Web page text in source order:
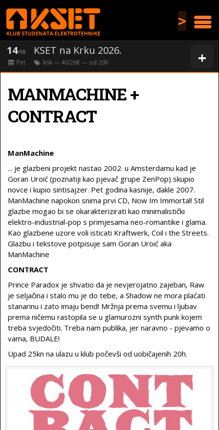
>
+
14/08 KSET na Krku 2026.
Pet knk— 40/26€ — od 20h
MANMACHINE +
CONTRACT
ManMachine
... je glazbeni projekt nastao 2002. u Amsterdamu kad je
Goran Uroić (poznatiji kao pjevač grupe ZenPop) skupio
novce i kupio sintisajzer. Pet godina kasnije, dakle 2007.
ManMachine napokon snima prvi CD, Now Im Immortal! Stil
glazbe mogao bi se okarakterizirati kao minimalistički
elektro-industrial-pop s primjesama neo-romantike i glama.
Kao glazbene uzore voli isticati Kraftwerk, Coil i the Streets.
Glazbu i tekstove potpisuje sam Goran Uroić aka
ManMachine
CONTRACT
Prince Paradox je shvatio da je nevjerojatno zajeban, Raw
je seljačina i stalo mu je do tebe, a Shadow ne mora plaćati
stanarinu i zato imaju bend! Mržnja prema svemu i ljubav
prema ničemu rastopila se u glamurozni synth punk kojem
treba svjedočiti. Treba nam publika, jer naravno - pjevamo o
vama, BUDALE!
Upad 25kn na ulazu u klub počevši od uobičajenih 20h.